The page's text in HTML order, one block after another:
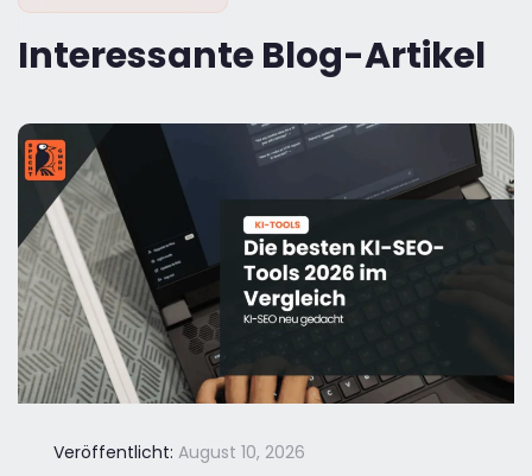
Interessante Blog-Artikel
Veröffentlicht: August 10, 2026